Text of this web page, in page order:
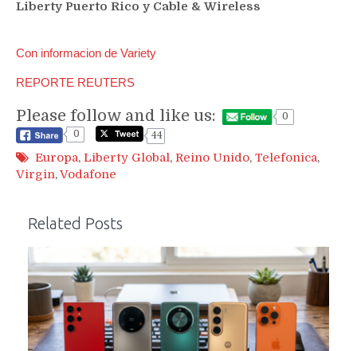
Liberty Puerto Rico y Cable & Wireless
Con informacion de Variety
REPORTE REUTERS
Please follow and like us:
0
0
44
Europa, Liberty Global, Reino Unido, Telefonica,
Virgin,Vodafone
Related Posts